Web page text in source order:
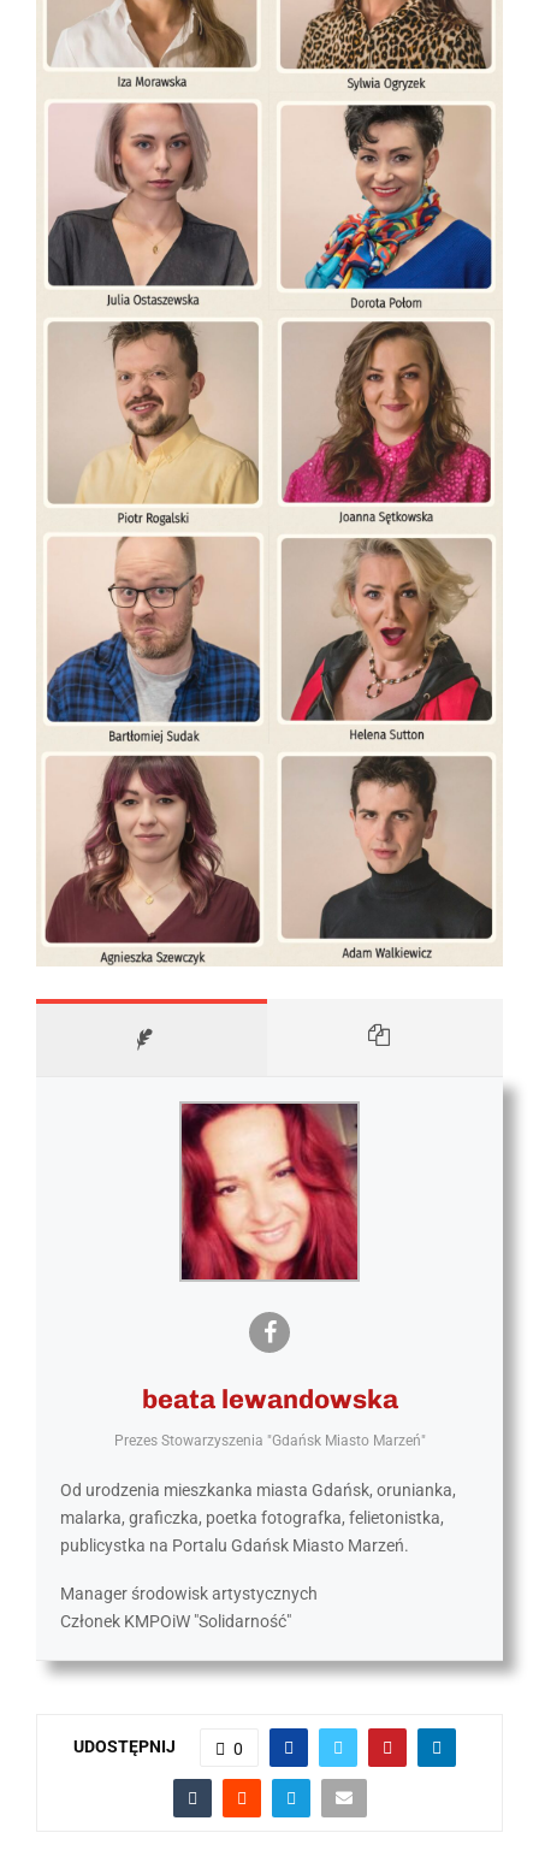
beata lewandowska
Prezes Stowarzyszenia "Gdańsk Miasto Marzeń"
Od urodzenia mieszkanka miasta Gdańsk, orunianka,
malarka, graficzka, poetka fotografka, felietonistka,
publicystka na Portalu Gdańsk Miasto Marzeń.
Manager środowisk artystycznych
Członek KMPOiW "Solidarność"
UDOSTĘPNIJ 0